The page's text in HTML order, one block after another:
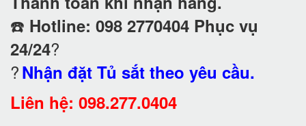
☎️ Hotline: 098 2770404 Phục vụ
24/24?
?Nhận đặt Tủ sắt theo yêu cầu.
Liên hệ: 098.277.0404